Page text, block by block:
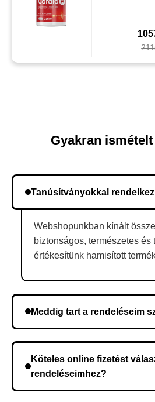
Gyakran
Tanúsítványokkal
Webshopunkban kínált
biztonságos, természetes és
értékesítünk hamisított
Meddig tart a rendeléseim
kerül, és ez az időtartam függ a
Köteles online fizetést
rendeléseimhez?